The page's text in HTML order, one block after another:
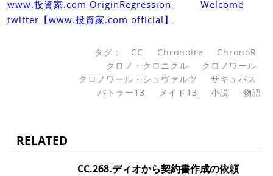
www.投資家.com OriginRegression
Welcome
twitter【www.投資家.com official】
タグ： CC Chronoire
ChronoR
クロノ・クロニクル
クロノワール
クロノワール・シュヴァルツ
サキュバス
バトラー13
メイド13 小説 物語
RELATED
CC.268.ディオから契約書作成の依頼